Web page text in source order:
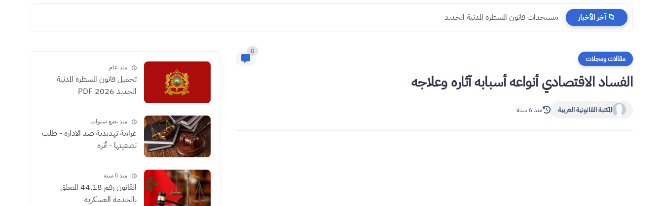
📁 آخر الأخبار مستجدات قانون المسطرة المدنية الجديد
مقالات ومجلات
0
الفساد الاقتصادي أنواعه أسبابه آثاره وعلاجه
المكتبة القانونية العربية منذ 6 سنة
منذ عام
تحميل قانون المسطرة المدنية
الجديد 2026 PDF
منذ بضع سنوات
غرامة تهديدية ضد الادارة - طلب
تصفيتها - أثره
منذ 6 سنة
القانون رقم 44.18 المتعلق
بالخدمة العسكرية